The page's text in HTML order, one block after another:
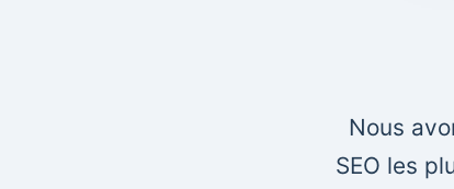
Nous
SEO les